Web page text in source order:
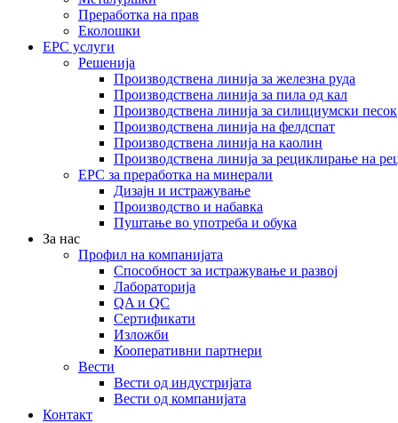
Преработка на прав
Еколошки
EPC услуги
Решенија
Производствена линија за железна руда
Производствена линија за пила од кал
Производствена линија за силициумски песок
Производствена линија на фелдспат
Производствена линија на каолин
Производствена линија за рециклирање на
EPC за преработка на минерали
Дизајн и истражување
Производство и набавка
Пуштање во употреба и обука
За нас
Профил на компанијата
Способност за истражување и развој
Лабораторија
QA и QC
Сертификати
Изложби
Кооперативни партнери
Вести
Вести од индустријата
Вести од компанијата
Контакт